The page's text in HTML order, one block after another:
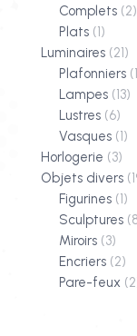
Complets (2)
Plats (1)
Luminaires (21)
Plafonniers
Lampes (13)
Lustres (6)
Vasques (1)
Horlogerie (3)
Objets divers
Figurines (1)
Sculptures
Miroirs (3)
Encriers (2)
Pare-feux